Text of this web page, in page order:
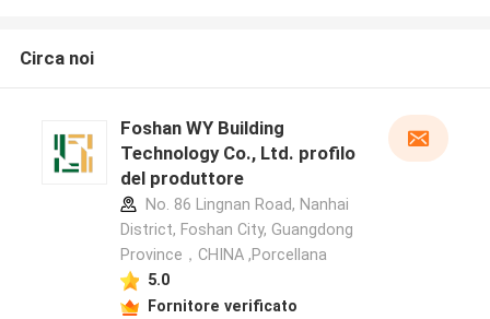
Circa noi
Foshan WY Building
Technology Co., Ltd. profilo
del produttore
No. 86 Lingnan Road, Nanhai
District, Foshan City, Guangdong
Province，CHINA ,Porcellana
5.0
Fornitore verificato